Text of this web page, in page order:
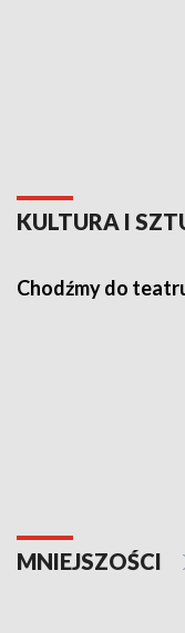
KULTURA I
Chodźmy do
MNIEJSZOŚCI